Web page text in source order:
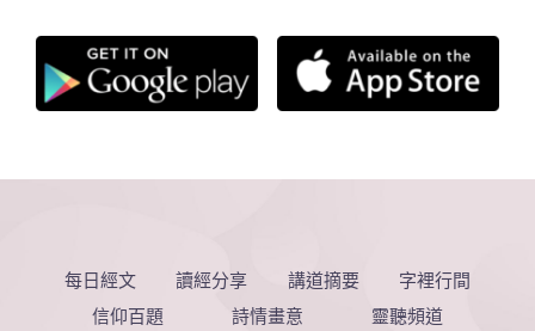
每日經文 讀經分享 講道摘要
字裡行間
信仰百題
詩情畫意 靈聽頻道